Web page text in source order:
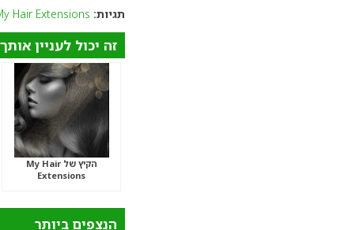
תגיות: Hair Extensions
זה יכול לעניין
הקיץ של My Hair
Extensions
הנצפים ביותר